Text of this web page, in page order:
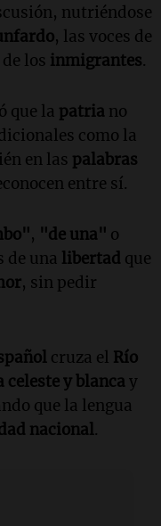
nutriéndose
, las voces de
los inmigrantes.
que la patria no
como la
en las palabras
entre sí.
, "de una" o
de una libertad que
, sin pedir
cruza el Río
celeste y blanca y
que la lengua
nacional.